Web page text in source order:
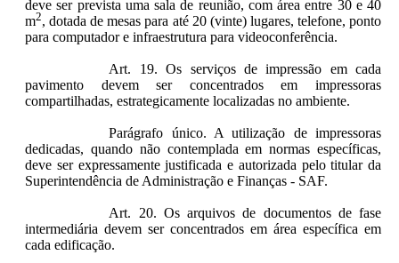
deve ser prevista uma sala de reunião, com área entre 30 e 40
m2, dotada de mesas para até 20 (vinte) lugares, telefone, ponto
para computador e infraestrutura para videoconferência.
Art. 19. Os serviços de impressão em cada
pavimento devem ser concentrados em impressoras
compartilhadas, estrategicamente localizadas no ambiente.
Parágrafo único. A utilização de impressoras
dedicadas, quando não contemplada em normas específicas,
deve ser expressamente justificada e autorizada pelo titular da
Superintendência de Administração e Finanças - SAF.
Art. 20. Os arquivos de documentos de fase
intermediária devem ser concentrados em área específica em
cada edificação.